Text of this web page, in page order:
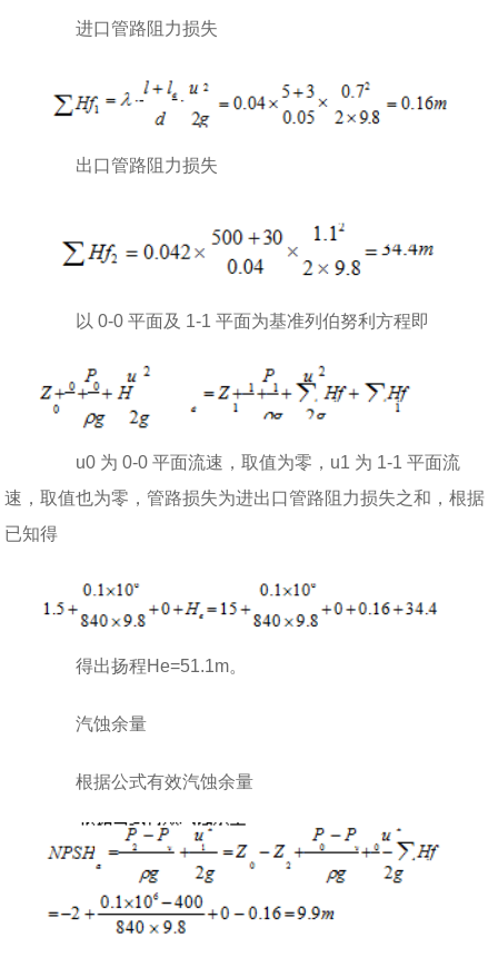
进口管路阻力损失
出口管路阻力损失
以 0-0 平面及 1-1 平面为基准列伯努利方程即
u0 为 0-0 平面流速，取值为零，u1 为 1-1 平面流
速，取值也为零，管路损失为进出口管路阻力损失之和，根据
已知得
得出扬程He=51.1m。
汽蚀余量
根据公式有效汽蚀余量